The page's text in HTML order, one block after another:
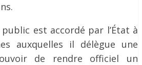
est accordé par l’État à
auxquelles il délègue une
de rendre officiel un